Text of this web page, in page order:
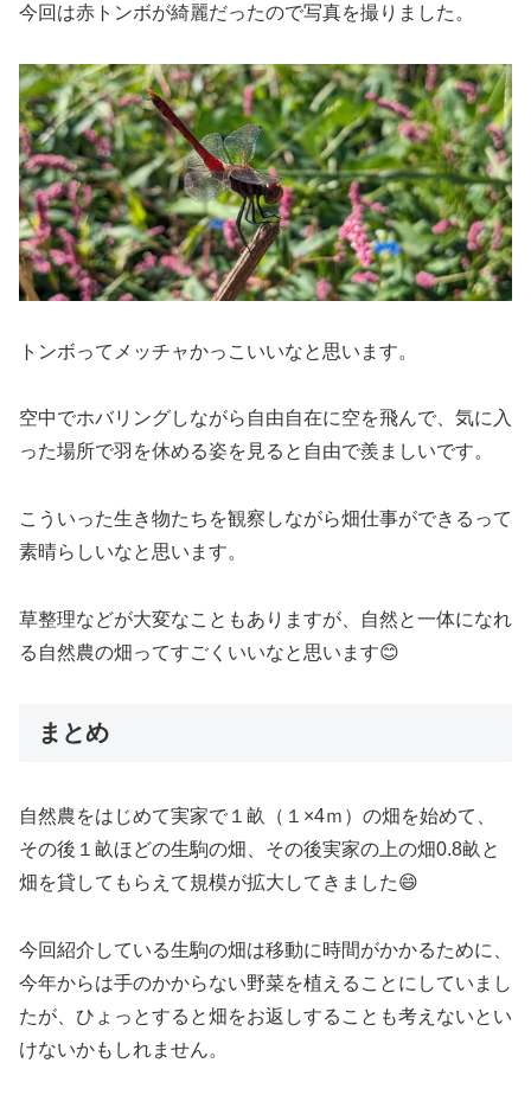
今回は赤トンボが綺麗だったので写真を撮りました。
トンボってメッチャかっこいいなと思います。
空中でホバリングしながら自由自在に空を飛んで、気に入
った場所で羽を休める姿を見ると自由で羨ましいです。
こういった生き物たちを観察しながら畑仕事ができるって
素晴らしいなと思います。
草整理などが大変なこともありますが、自然と一体になれ
る自然農の畑ってすごくいいなと思います😊
まとめ
自然農をはじめて実家で１畝（１×4ｍ）の畑を始めて、
その後１畝ほどの生駒の畑、その後実家の上の畑0.8畝と
畑を貸してもらえて規模が拡大してきました😄
今回紹介している生駒の畑は移動に時間がかかるために、
今年からは手のかからない野菜を植えることにしていまし
たが、ひょっとすると畑をお返しすることも考えないとい
けないかもしれません。